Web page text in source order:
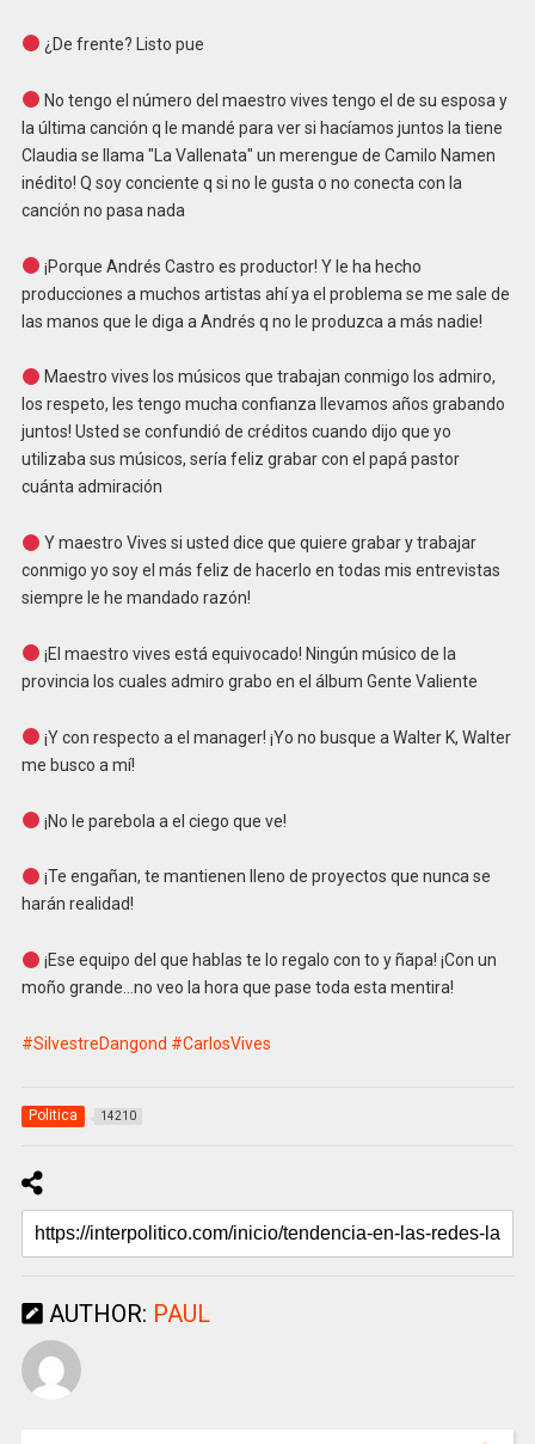
¿De frente? Listo pue
No tengo el número del maestro vives tengo el de su esposa y
la última canción q le mandé para ver si hacíamos juntos la tiene
Claudia se llama "La Vallenata" un merengue de Camilo Namen
inédito! Q soy conciente q si no le gusta o no conecta con la
canción no pasa nada
¡Porque Andrés Castro es productor! Y le ha hecho
producciones a muchos artistas ahí ya el problema se me sale de
las manos que le diga a Andrés q no le produzca a más nadie!
Maestro vives los músicos que trabajan conmigo los admiro,
los respeto, les tengo mucha confianza llevamos años grabando
juntos! Usted se confundió de créditos cuando dijo que yo
utilizaba sus músicos, sería feliz grabar con el papá pastor
cuánta admiración
Y maestro Vives si usted dice que quiere grabar y trabajar
conmigo yo soy el más feliz de hacerlo en todas mis entrevistas
siempre le he mandado razón!
¡El maestro vives está equivocado! Ningún músico de la
provincia los cuales admiro grabo en el álbum Gente Valiente
¡Y con respecto a el manager! ¡Yo no busque a Walter K, Walter
me busco a mí!
¡No le parebola a el ciego que ve!
¡Te engañan, te mantienen lleno de proyectos que nunca se
harán realidad!
¡Ese equipo del que hablas te lo regalo con to y ñapa! ¡Con un
moño grande…no veo la hora que pase toda esta mentira!
#SilvestreDangond #CarlosVives
Politica 14210
AUTHOR: PAUL